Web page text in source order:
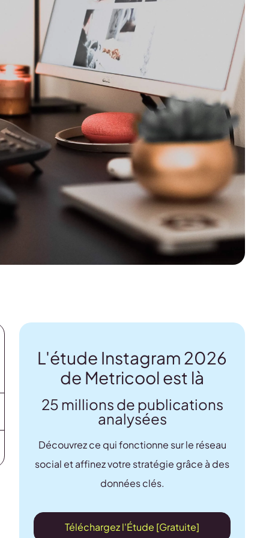
L'étude Instagram 2026
de Metricool est là
25 millions de publications
analysées
Découvrez ce qui fonctionne sur le réseau
social et affinez votre stratégie grâce à des
données clés.
Téléchargez l'Étude [Gratuite]